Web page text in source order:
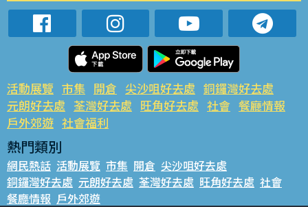
活動展覽 市集 開倉 尖沙咀好去處 銅鑼灣好去處
元朗好去處 荃灣好去處 旺角好去處 社會 餐廳情報
戶外郊遊 社會福利
熱門類別
網民熱話 活動展覽 市集 開倉 尖沙咀好去處
銅鑼灣好去處 元朗好去處 荃灣好去處 旺角好去處 社會
餐廳情報 戶外郊遊